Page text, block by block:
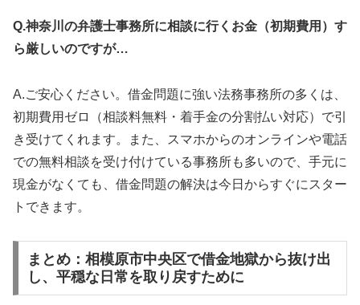
Q.神奈川の弁護士事務所に相談に行くお金（初期費用）す
ら厳しいのですが…
A.ご安心ください。借金問題に強い法務事務所の多くは、
初期費用ゼロ（相談料無料・着手金の分割払い対応）で引
き受けてくれます。また、スマホからのオンラインや電話
での無料相談を受け付けている事務所も多いので、手元に
現金がなくても、借金問題の解決は今日からすぐにスター
トできます。
まとめ：相模原市中央区で借金地獄から抜け出
し、平穏な日常を取り戻すために